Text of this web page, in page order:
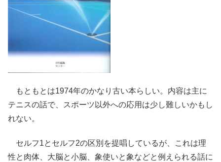
もともとは1974年のかなり古い本らしい。内容は主に
テニスの話で、スポーツ以外への応用は少し難しいかもし
れない。
セルフ1とセルフ2の区別を提唱しているが、これは理
性と肉体、大脳と小脳、象使いと象などと例えられる話に